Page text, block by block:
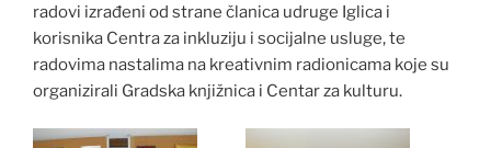
radovi izrađeni od strane članica udruge Iglica i
korisnika Centra za inkluziju i socijalne usluge, te
radovima nastalima na kreativnim radionicama koje su
organizirali Gradska knjižnica i Centar za kulturu.